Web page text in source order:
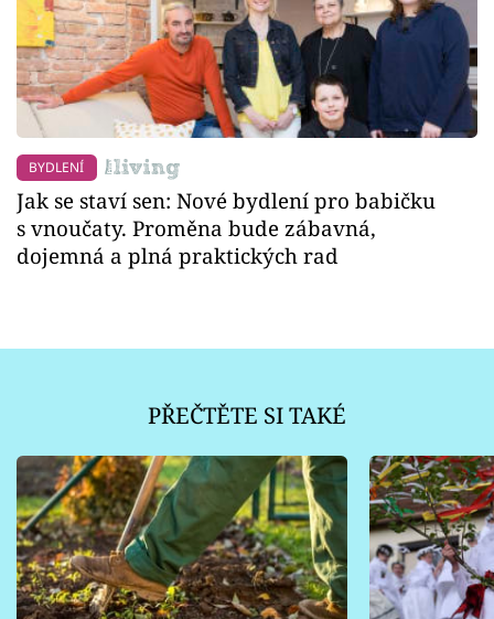
BYDLENÍ
Jak se staví sen: Nové bydlení pro babičku
s vnoučaty. Proměna bude zábavná,
dojemná a plná praktických rad
PŘEČTĚTE SI TAKÉ